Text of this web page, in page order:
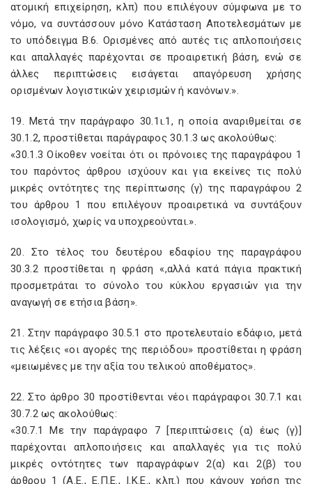
ατομική επιχείρηση, κλπ) που επιλέγουν σύμφωνα με το
νόμο, να συντάσσουν μόνο Κατάσταση Αποτελεσμάτων με
το υπόδειγμα Β.6. Ορισμένες από αυτές τις απλοποιήσεις
και απαλλαγές παρέχονται σε προαιρετική βάση, ενώ σε
άλλες περιπτώσεις εισάγεται απαγόρευση χρήσης
ορισμένων λογιστικών χειρισμών ή κανόνων.».
19. Μετά την παράγραφο 30.1ι.1, η οποία αναριθμείται σε
30.1.2, προστίθεται παράγραφος 30.1.3 ως ακολούθως:
«30.1.3 Οίκοθεν νοείται ότι οι πρόνοιες της παραγράφου 1
του παρόντος άρθρου ισχύουν και για εκείνες τις πολύ
μικρές οντότητες της περίπτωσης (γ) της παραγράφου 2
του άρθρου 1 που επιλέγουν προαιρετικά να συντάξουν
ισολογισμό, χωρίς να υποχρεούνται.».
20. Στο τέλος του δευτέρου εδαφίου της παραγράφου
30.3.2 προστίθεται η φράση «,αλλά κατά πάγια πρακτική
προσμετράται το σύνολο του κύκλου εργασιών για την
αναγωγή σε ετήσια βάση».
21. Στην παράγραφο 30.5.1 στο προτελευταίο εδάφιο, μετά
τις λέξεις «οι αγορές της περιόδου» προστίθεται η φράση
«μειωμένες με την αξία του τελικού αποθέματος».
22. Στο άρθρο 30 προστίθενται νέοι παράγραφοι 30.7.1 και
30.7.2 ως ακολούθως:
«30.7.1 Με την παράγραφο 7 [περιπτώσεις (α) έως (γ)]
παρέχονται απλοποιήσεις και απαλλαγές για τις πολύ
μικρές οντότητες των παραγράφων 2(α) και 2(β) του
άρθρου 1 (Α.Ε., Ε.Π.Ε., Ι.Κ.Ε., κλπ.) που κάνουν χρήση της